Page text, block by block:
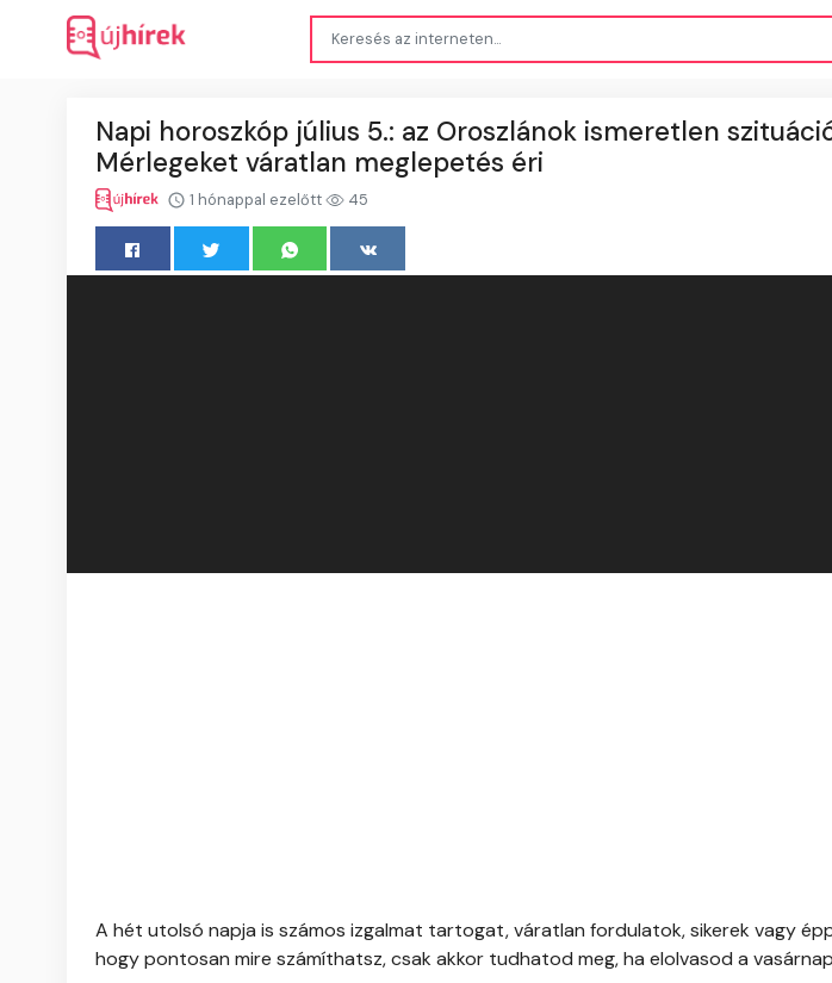
Napi horoszkóp július 5.: az Oroszlánok ismeretlen
Mérlegeket váratlan meglepetés éri
1 hónappal ezelőtt 45
A hét utolsó napja is számos izgalmat tartogat, váratlan fordulatok, sikerek vagy
hogy pontosan mire számíthatsz, csak akkor tudhatod meg, ha elolvasod a